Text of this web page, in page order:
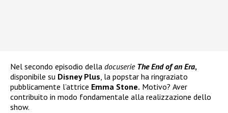
Nel secondo episodio della docuserie The End of an Era,
disponibile su Disney Plus, la popstar ha ringraziato
pubblicamente l’attrice Emma Stone. Motivo? Aver
contribuito in modo fondamentale alla realizzazione dello
show.